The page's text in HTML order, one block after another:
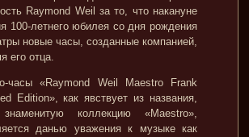
Raymond Weil за то, что накануне
100-летнего юбилея со дня рождения
новые часы, созданные компанией,
его отца.
часы «Raymond Weil Maestro Frank
Edition», как явствует из названия,
коллекцию «Maestro»,
данью уважения к музыке как